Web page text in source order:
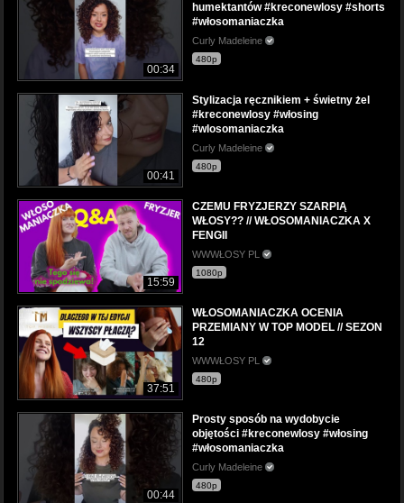
00:34
humektantów #kreconewlosy #shorts
#włosomaniaczka
Curly Madeleine
480p
00:41
Stylizacja ręcznikiem + świetny żel
#kreconewlosy #włosing
#wlosomaniaczka
Curly Madeleine
480p
15:59
CZEMU FRYZJERZY SZARPIĄ
WŁOSY?? // WŁOSOMANIACZKA X
FENGII
WWWŁOSY PL
1080p
37:51
WŁOSOMANIACZKA OCENIA
PRZEMIANY W TOP MODEL // SEZON
12
WWWŁOSY PL
480p
00:44
Prosty sposób na wydobycie
objętości #kreconewlosy #włosing
#włosomaniaczka
Curly Madeleine
480p